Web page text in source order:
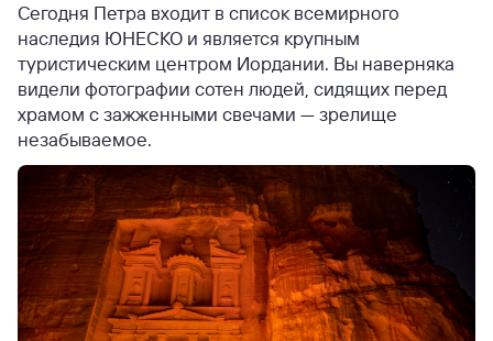
Сегодня Петра входит в список всемирного
наследия ЮНЕСКО и является крупным
туристическим центром Иордании. Вы наверняка
видели фотографии сотен людей, сидящих перед
храмом с зажженными свечами — зрелище
незабываемое.